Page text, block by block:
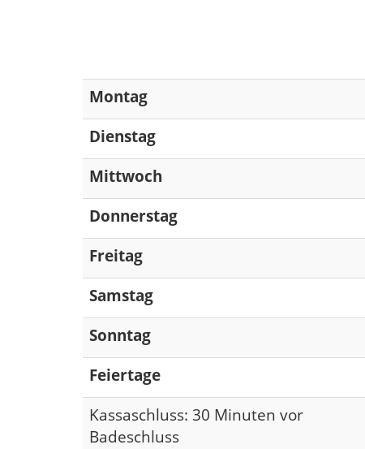
Montag
Dienstag
Mittwoch
Donnerstag
Freitag
Samstag
Sonntag
Feiertage
Kassaschluss: 30 Minuten vor
Badeschluss